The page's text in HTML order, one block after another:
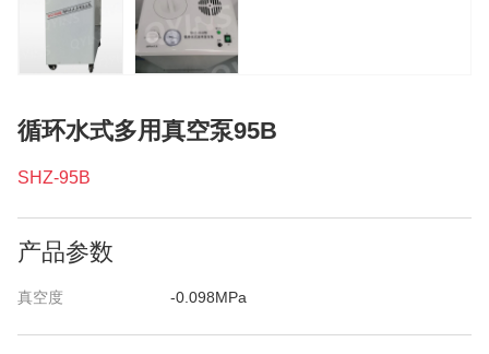
循环水式多用真空泵95B
SHZ-95B
产品参数
真空度 -0.098MPa